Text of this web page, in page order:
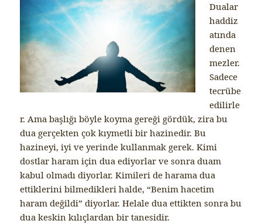
Dualar
haddiz
atında
denen
mezler.
Sadece
tecrübe
edilirle
r. Ama başlığı böyle koyma gereği gördük, zira bu
dua gerçekten çok kıymetli bir hazinedir. Bu
hazineyi, iyi ve yerinde kullanmak gerek. Kimi
dostlar haram için dua ediyorlar ve sonra duam
kabul olmadı diyorlar. Kimileri de harama dua
ettiklerini bilmedikleri halde, “Benim hacetim
haram değildi” diyorlar. Helale dua ettikten sonra bu
dua keskin kılıçlardan bir tanesidir.